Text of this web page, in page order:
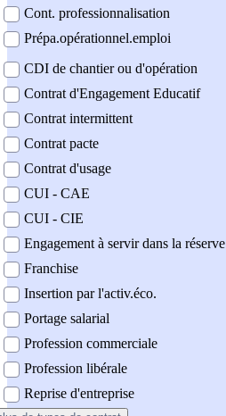
Cont. professionnalisation
Prépa.opérationnel.emploi
CDI de chantier ou d'opération
Contrat d'Engagement Educatif
Contrat intermittent
Contrat pacte
Contrat d'usage
CUI - CAE
CUI - CIE
Engagement à servir dans la réserve
Franchise
Insertion par l'activ.éco.
Portage salarial
Profession commerciale
Profession libérale
Reprise d'entreprise